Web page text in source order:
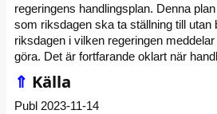
regeringens handlingsplan. Denna
som riksdagen ska ta ställning till utan
riksdagen i vilken regeringen
göra. Det är fortfarande oklart när
⇑ Källa
Publ 2023-11-14